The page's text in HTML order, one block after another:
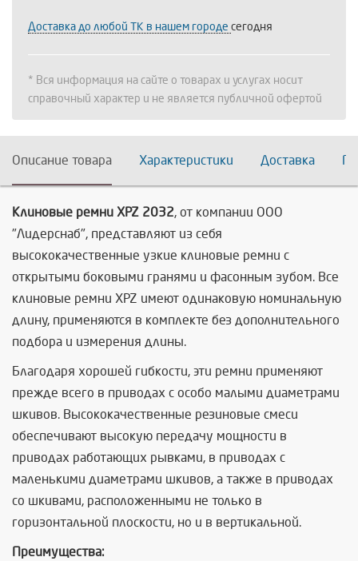
Доставка до любой ТК в нашем городе сегодня
* Вся информация на сайте о товарах и услугах носит
справочный характер и не является публичной офертой
Описание товара Характеристики Доставка
Клиновые ремни XPZ 2032, от компании ООО
"Лидерснаб", представляют из себя
высококачественные узкие клиновые ремни с
открытыми боковыми гранями и фасонным зубом. Все
клиновые ремни XPZ имеют одинаковую номинальную
длину, применяются в комплекте без дополнительного
подбора и измерения длины.
Благодаря хорошей гибкости, эти ремни применяют
прежде всего в приводах с особо малыми диаметрами
шкивов. Высококачественные резиновые смеси
обеспечивают высокую передачу мощности в
приводах работающих рывками, в приводах с
маленькими диаметрами шкивов, а также в приводах
со шкивами, расположенными не только в
горизонтальной плоскости, но и в вертикальной.
Преимущества: